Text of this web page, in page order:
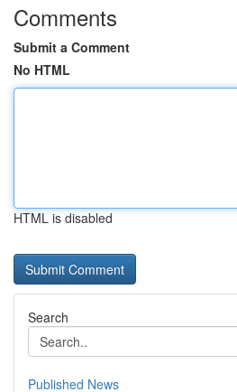
Comments
Submit a Comment
No HTML
HTML is disabled
Search
Published News